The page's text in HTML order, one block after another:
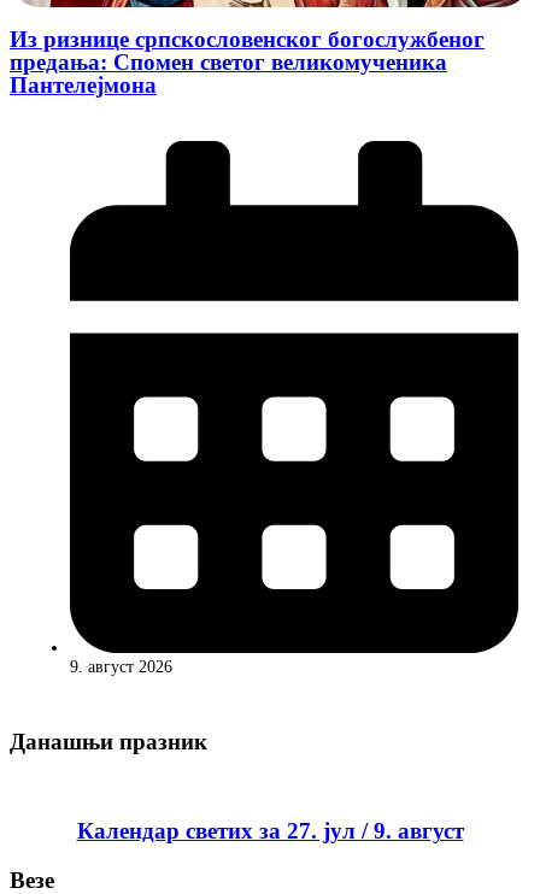
Из ризнице српскословенског богослужбеног
предања: Спомен светог великомученика
Пантелејмона
9. август 2026
Данашњи празник
Календар светих за 27. јул / 9. август
Везе